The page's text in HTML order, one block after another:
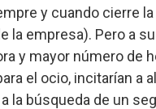
y cuando cierre
la empresa). Pero a
y mayor número de
el ocio, incitarían a
la búsqueda de un